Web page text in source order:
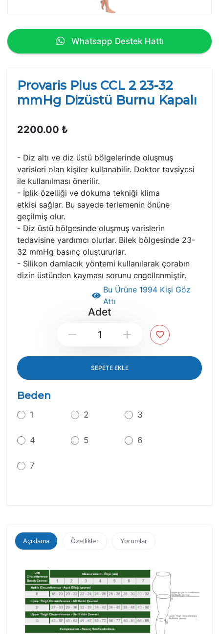
Whatsapp Destek Hattı
Provaris Plus CCL 2 23-32
mmHg Dizüstü Burnu Kapalı
2200.00 ₺
- Diz altı ve diz üstü bölgelerinde oluşmuş
varisleri olan kişiler kullanabilir. Doktor tavsiyesi
ile kullanılması önerilir.
- İplik özelliği ve dokuma tekniği klima
etkisi sağlar. Bu sayede terlemenin önüne
geçilmiş olur.
- Diz üstü bölgesinde oluşmuş varislerin
tedavisine yardımcı olurlar. Bilek bölgesinde 23-
32 mmHg basınç oluştururlar.
- Silikon damlacık yöntemi kullanılarak çorabın
dizin üstünden kayması sorunu engellenmiştir.
Bu Ürüne 1994 Kişi Göz
Attı
Adet
Down
SEPETE EKLE
Beden
1 2 3
4 5 6
7
Açıklama Özellikler Yorumlar